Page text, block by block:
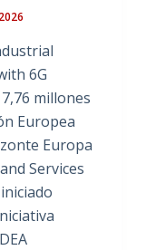
6G
millones
Europea
Europa
Services